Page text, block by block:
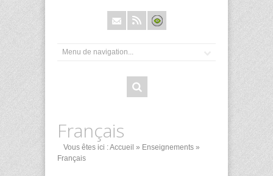
Français
Vous êtes ici :Accueil » Enseignements »
Français